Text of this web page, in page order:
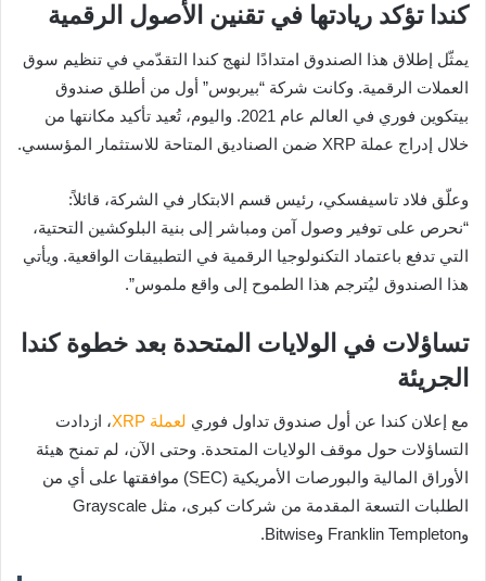
كندا تؤكد ريادتها في تقنين الأصول الرقمية
يمثّل إطلاق هذا الصندوق امتدادًا لنهج كندا التقدّمي في تنظيم سوق
العملات الرقمية. وكانت شركة “بيربوس” أول من أطلق صندوق
بيتكوين فوري في العالم عام 2021. واليوم، تُعيد تأكيد مكانتها من
خلال إدراج عملة XRP ضمن الصناديق المتاحة للاستثمار المؤسسي.
وعلّق فلاد تاسيفسكي، رئيس قسم الابتكار في الشركة، قائلاً:
“نحرص على توفير وصول آمن ومباشر إلى بنية البلوكشين التحتية،
التي تدفع باعتماد التكنولوجيا الرقمية في التطبيقات الواقعية. ويأتي
هذا الصندوق ليُترجم هذا الطموح إلى واقع ملموس”.
تساؤلات في الولايات المتحدة بعد خطوة كندا
الجريئة
مع إعلان كندا عن أول صندوق تداول فوري لعملة XRP
، ازدادت
التساؤلات حول موقف الولايات المتحدة. وحتى الآن، لم تمنح هيئة
الأوراق المالية والبورصات الأمريكية (SEC) موافقتها على أي من
الطلبات التسعة المقدمة من شركات كبرى، مثل Grayscale
وFranklin Templeton وBitwise.